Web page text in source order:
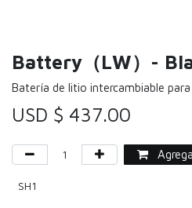
Battery（LW）-
Batería de litio intercambiable para
USD $ 437.00
SH1